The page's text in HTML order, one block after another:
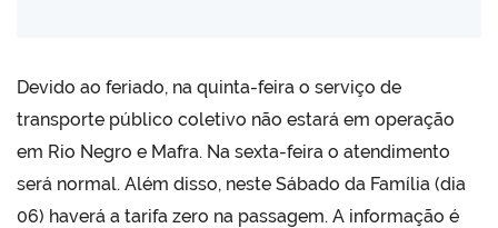
Devido ao feriado, na quinta-feira o serviço de
transporte público coletivo não estará em operação
em Rio Negro e Mafra. Na sexta-feira o atendimento
será normal. Além disso, neste Sábado da Família (dia
06) haverá a tarifa zero na passagem. A informação é